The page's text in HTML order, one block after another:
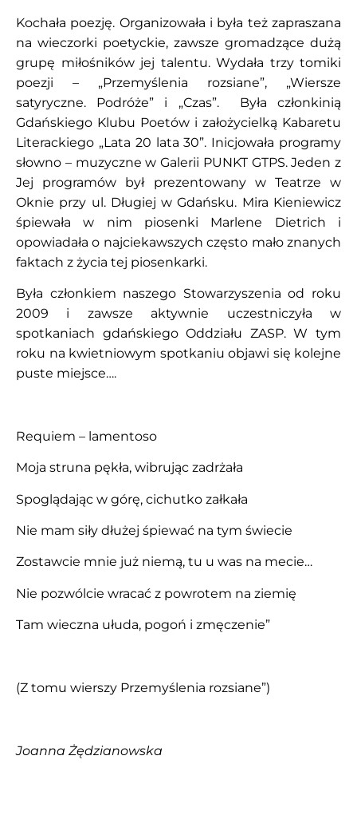
Kochała poezję. Organizowała i była też zapraszana
na wieczorki poetyckie, zawsze gromadzące dużą
grupę miłośników jej talentu. Wydała trzy tomiki
poezji – „Przemyślenia rozsiane”, „Wiersze
satyryczne. Podróże” i „Czas”. Była członkinią
Gdańskiego Klubu Poetów i założycielką Kabaretu
Literackiego „Lata 20 lata 30”. Inicjowała programy
słowno – muzyczne w Galerii PUNKT GTPS. Jeden z
Jej programów był prezentowany w Teatrze w
Oknie przy ul. Długiej w Gdańsku. Mira Kieniewicz
śpiewała w nim piosenki Marlene Dietrich i
opowiadała o najciekawszych często mało znanych
faktach z życia tej piosenkarki.
Była członkiem naszego Stowarzyszenia od roku
2009 i zawsze aktywnie uczestniczyła w
spotkaniach gdańskiego Oddziału ZASP. W tym
roku na kwietniowym spotkaniu objawi się kolejne
puste miejsce….
Requiem – lamentoso
Moja struna pękła, wibrując zadrżała
Spoglądając w górę, cichutko załkała
Nie mam siły dłużej śpiewać na tym świecie
Zostawcie mnie już niemą, tu u was na mecie…
Nie pozwólcie wracać z powrotem na ziemię
Tam wieczna ułuda, pogoń i zmęczenie”
(Z tomu wierszy Przemyślenia rozsiane”)
Joanna Żędzianowska